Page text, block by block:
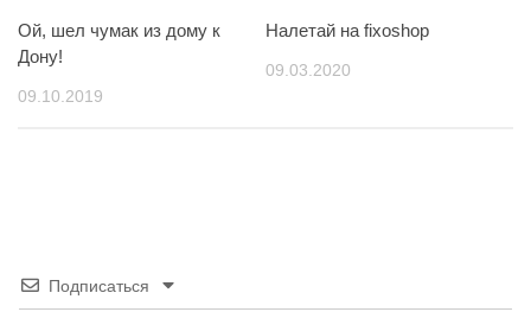
Ой, шел чумак из дому к
Дону!
09.10.2019
Налетай на fixoshop
09.03.2020
Подписаться